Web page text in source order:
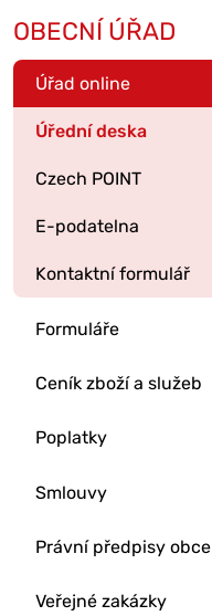
OBECNÍ ÚŘAD
Úřad online
Úřední deska
Czech POINT
E-podatelna
Kontaktní formulář
Formuláře
Ceník zboží a služeb
Poplatky
Smlouvy
Právní předpisy obce
Veřejné zakázky